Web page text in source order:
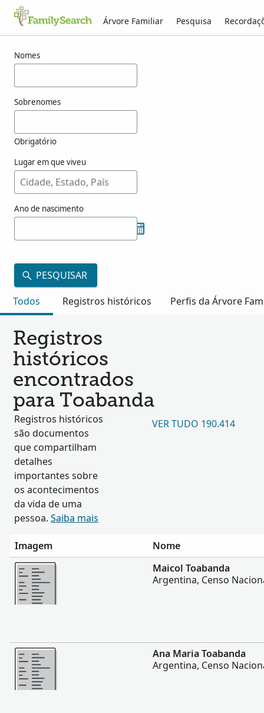
Árvore Familiar Pesquisa
Nomes
Sobrenomes
Obrigatório
Lugar em que viveu
Ano de nascimento
PESQUISAR
Todos
Registros históricos Perfis da Árvore
Registros
históricos
encontrados
para Toabanda
Registros históricos
são documentos
que compartilham
detalhes
importantes sobre
os acontecimentos
da vida de uma
pessoa. Saiba mais
VER TUDO 190.414
Imagem
Nome
Mais
Maicol Toabanda
Argentina, Censo
Mais
Ana Maria Toabanda
Argentina, Censo